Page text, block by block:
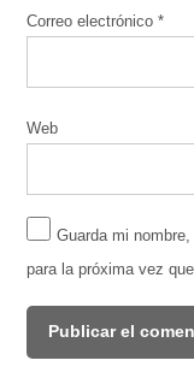
Correo electrónico*
Web
Guarda mi
para la próxima vez